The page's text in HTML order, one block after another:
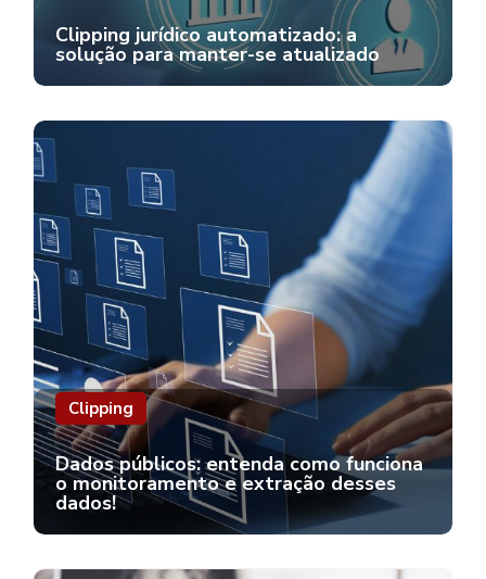
Clipping jurídico automatizado: a
solução para manter-se atualizado
Clipping
Dados públicos: entenda como funciona
o monitoramento e extração desses
dados!